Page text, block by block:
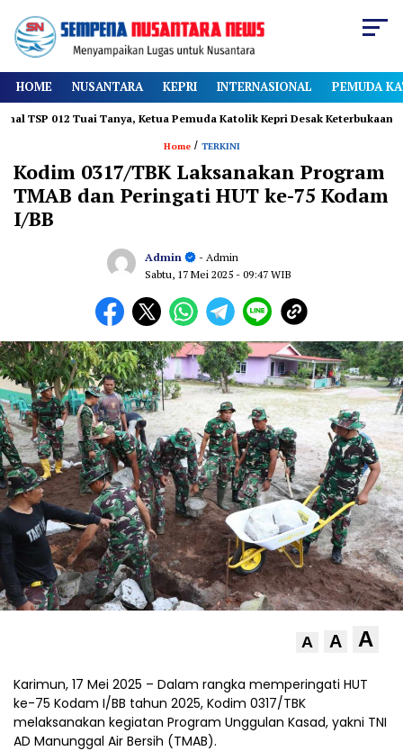
HOME NUSANTARA KEPRI INTERNASIONAL PEMUDA
Tuai Tanya, Ketua Pemuda Katolik Kepri Desak Keterbukaan
Home/ TERKINI
Kodim 0317/TBK Laksanakan Program
TMAB dan Peringati HUT ke-75 Kodam
I/BB
Admin
- Admin
Sabtu, 17 Mei 2025 - 09:47 WIB
A A A
Karimun, 17 Mei 2025 – Dalam rangka memperingati HUT
ke-75 Kodam I/BB tahun 2025, Kodim 0317/TBK
melaksanakan kegiatan Program Unggulan Kasad, yakni TNI
AD Manunggal Air Bersih (TMAB).